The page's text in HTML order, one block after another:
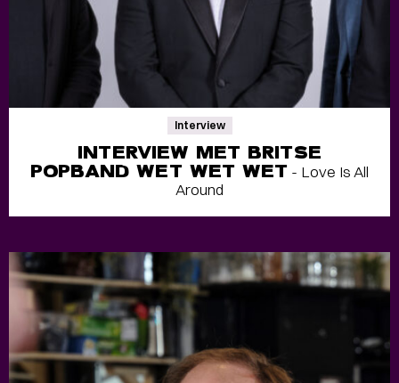
Interview
INTERVIEW MET BRITSE
POPBAND WET WET WET - Love Is All
Around